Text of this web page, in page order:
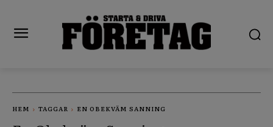
HEM TAGGAR EN OBEKVÄM SANNING